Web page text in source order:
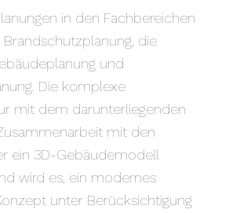
in den Fachbereichen
die
und
Die komplexe
mit dem darunterliegenden
mit den
ein 3D-Gebäudemodell
wird es, ein modernes
unter Berücksichtigung